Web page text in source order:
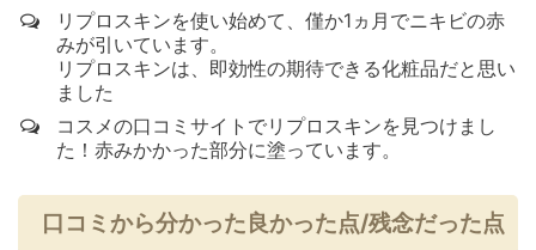
リプロスキンを使い始めて、僅か1ヵ月でニキビの赤
みが引いています。
リプロスキンは、即効性の期待できる化粧品だと思い
ました
コスメの口コミサイトでリプロスキンを見つけまし
た！赤みかかった部分に塗っています。
口コミから分かった良かった点/残念だった点